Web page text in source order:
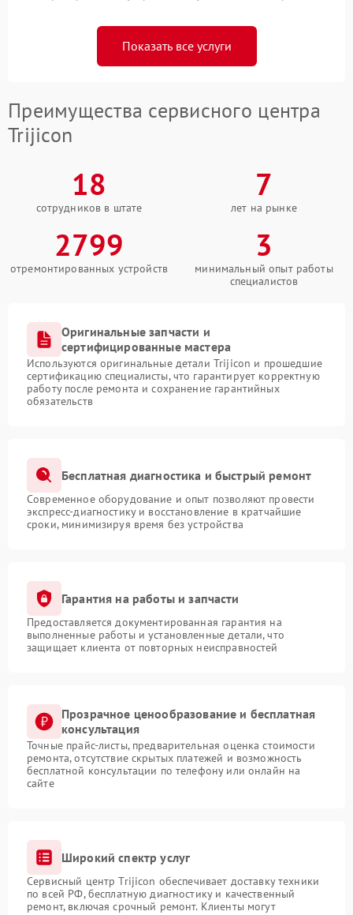
Показать все услуги
Преимущества сервисного центра
Trijicon
18
сотрудников в штате
7
лет на рынке
2799
отремонтированных устройств
3
минимальный опыт работы
специалистов
Оригинальные запчасти и
сертифицированные мастера
Используются оригинальные детали Trijicon и прошедшие
сертификацию специалисты, что гарантирует корректную
работу после ремонта и сохранение гарантийных
обязательств
Бесплатная диагностика и быстрый ремонт
Современное оборудование и опыт позволяют провести
экспресс-диагностику и восстановление в кратчайшие
сроки, минимизируя время без устройства
Гарантия на работы и запчасти
Предоставляется документированная гарантия на
выполненные работы и установленные детали, что
защищает клиента от повторных неисправностей
Прозрачное ценообразование и бесплатная
консультация
Точные прайс-листы, предварительная оценка стоимости
ремонта, отсутствие скрытых платежей и возможность
бесплатной консультации по телефону или онлайн на
сайте
Широкий спектр услуг
Сервисный центр Trijicon обеспечивает доставку техники
по всей РФ, бесплатную диагностику и качественный
ремонт, включая срочный ремонт. Клиенты могут